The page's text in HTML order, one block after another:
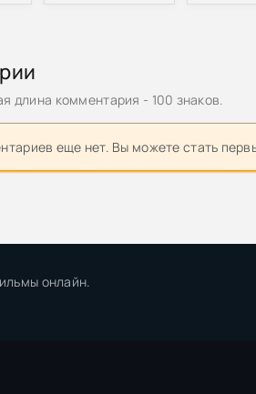
- Наследник олигарха 2,
/ Cadavres (2009) BDRemux
Мабузе / Das Testament des Dr.
- Таинственный клад или
длина комментария - 100 знаков.
еще нет. Вы можете стать
онлайн.